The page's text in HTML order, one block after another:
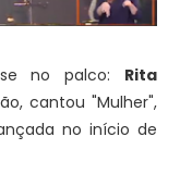
no palco: Rita
cantou "Mulher",
no início de